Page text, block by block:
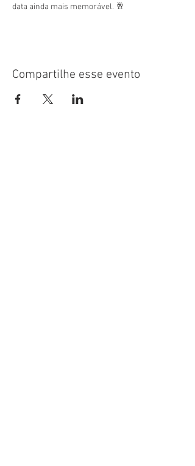
data ainda mais memorável. 🥂
Compartilhe esse evento